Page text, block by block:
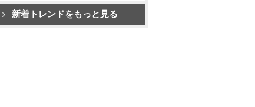
新着トレンドをもっと見る